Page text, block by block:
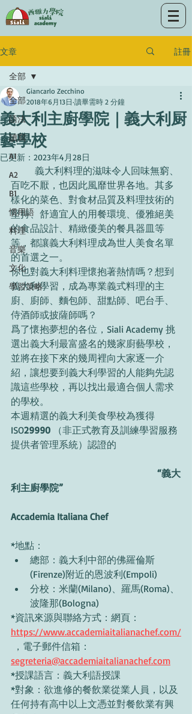
文章 註冊
全部
語法
讀寫
A1
A2
B1
慣用語
料理
音樂
文化
學習策略
全部
義大利主廚學院｜義大利厨
藝學校
Giancarlo Zecchino
2018年6月13日 讀畢需時 2 分鐘
已更新： 2023年4月28日
	義大利料理的滋味令人回味無窮、
百吃不厭，也因此風靡世界各地。其多
樣化的菜色、對食材品質及料理技術的
堅持、舒適宜人的用餐環境、優雅絕美
的食品設計、精緻優美的餐具器皿等
等，都讓義大利料理成為世人美食名單
的首選之一。
你也對義大利料理懷抱著熱情嗎？想到
義大利學習，成為專業義式料理的主
廚、廚師、麵包師、甜點師、吧台手、
侍酒師或披薩師嗎？
爲了懷抱夢想的各位，Siali Academy 挑
選出義大利最富盛名的幾家廚藝學校，
並將在接下來的幾周裡向大家逐一介
紹，讓想要到義大利學習的人能夠先認
識這些學校，再以找出最適合個人需求
的學校。
本週精選的義大利美食學校為獲得
ISO29990 （非正式教育及訓練學習服務
提供者管理系統）認證的
“義大
利主廚學院”
Accademia Italiana Chef
*地點：
總部：義大利中部的佛羅倫斯
(Firenze)附近的恩波利(Empoli)
分校：米蘭(Milano)、羅馬(Roma)、
波隆那(Bologna)
*資訊來源與聯絡方式：網頁：
https://www.accademiaitalianachef.com/
，電子郵件信箱：
segreteria@accademiaitalianachef.com
*授課語言：義大利語授課
*對象：欲進修的餐飲業從業人員，以及
任何持有高中以上文憑並對餐飲業有興